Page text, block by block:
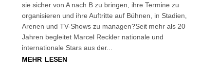
sie sicher von A nach B zu bringen, ihre Termine zu
organisieren und ihre Auftritte auf Bühnen, in Stadien,
Arenen und TV-Shows zu managen?Seit mehr als 20
Jahren begleitet Marcel Reckler nationale und
internationale Stars aus der...
mehr lesen